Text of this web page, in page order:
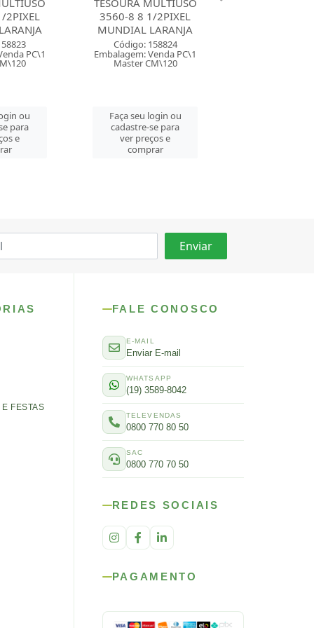
PC\1
ou
para
e
TESOURA MULTIUSO DELI
17,5CM BLACK CABO
EMBORRACHADO
Código: 162518
Embalagem: Venda PC\1
Master CM\144
Faça seu login ou
cadastre-se para
ver preços e
comprar
FESTAS
FALE CONOSCO
E-MAIL
Enviar E-mail
WHATSAPP
(19) 3589-8042
TELEVENDAS
0800 770 80 50
SAC
0800 770 70 50
REDES SOCIAIS
PAGAMENTO